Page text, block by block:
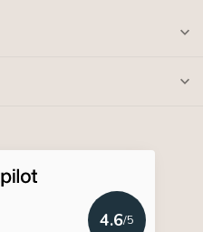
4.6/5